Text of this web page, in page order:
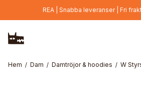
Hoppa till huvudinnehållREA | Snabba leveranser | Fri
Hem Dam Damtröjor & hoodies W